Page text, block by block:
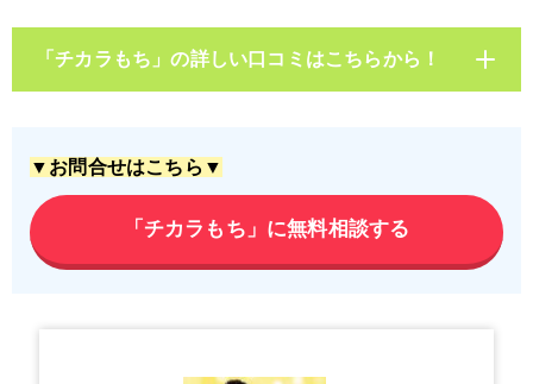
「チカラもち」の詳しい口コミはこちらから！
▼お問合せはこちら▼
「チカラもち」に無料相談する